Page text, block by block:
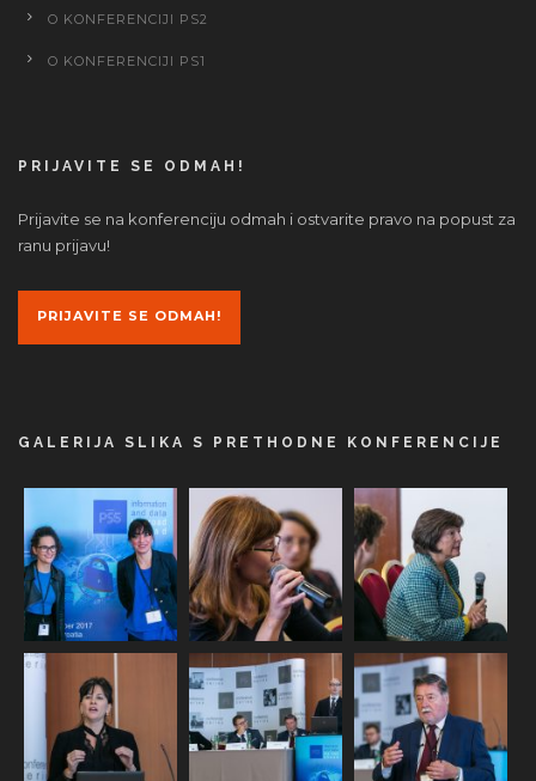
O KONFERENCIJI PS2
O KONFERENCIJI PS1
PRIJAVITE SE ODMAH!
Prijavite se na konferenciju odmah i ostvarite pravo na popust za
ranu prijavu!
PRIJAVITE SE ODMAH!
GALERIJA SLIKA S PRETHODNE KONFERENCIJE